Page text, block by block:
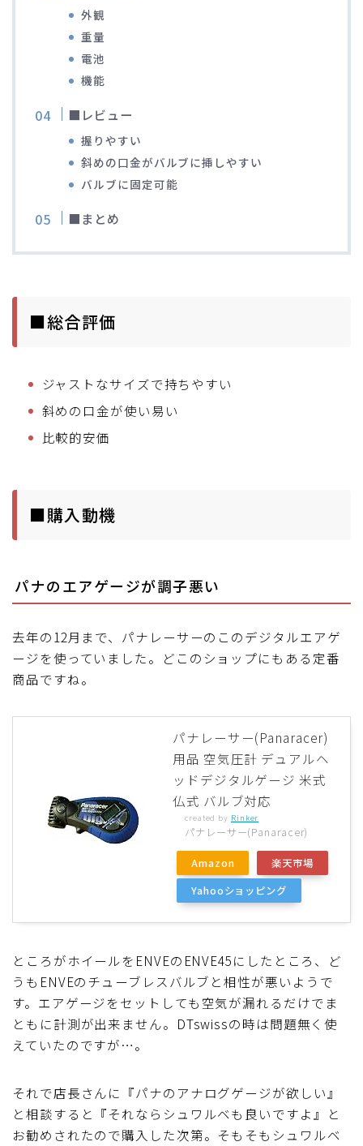
ブルべレポート2012
外観
重量
電池
機能
■レビュー
握りやすい
斜めの口金がバルブに挿しやすい
バルブに固定可能
■まとめ
■総合評価
ジャストなサイズで持ちやすい
斜めの口金が使い易い
比較的安価
■購入動機
パナのエアゲージが調子悪い
去年の12月まで、パナレーサーのこのデジタルエアゲ
ージを使っていました。どこのショップにもある定番
商品ですね。
パナレーサー(Panaracer)
用品 空気圧計 デュアルヘ
ッドデジタルゲージ 米式
仏式 バルブ対応
created by Rinker
パナレーサー(Panaracer)
Amazon
楽天市場
Yahooショッピング
ところがホイールをENVEのENVE45にしたところ、ど
うもENVEのチューブレスバルブと相性が悪いようで
す。エアゲージをセットしても空気が漏れるだけでま
ともに計測が出来ません。DTswissの時は問題無く使
えていたのですが…。
それで店長さんに『パナのアナログゲージが欲しい』
と相談すると『それならシュワルベも良いですよ』と
お勧めされたので購入した次第。そもそもシュワルベ